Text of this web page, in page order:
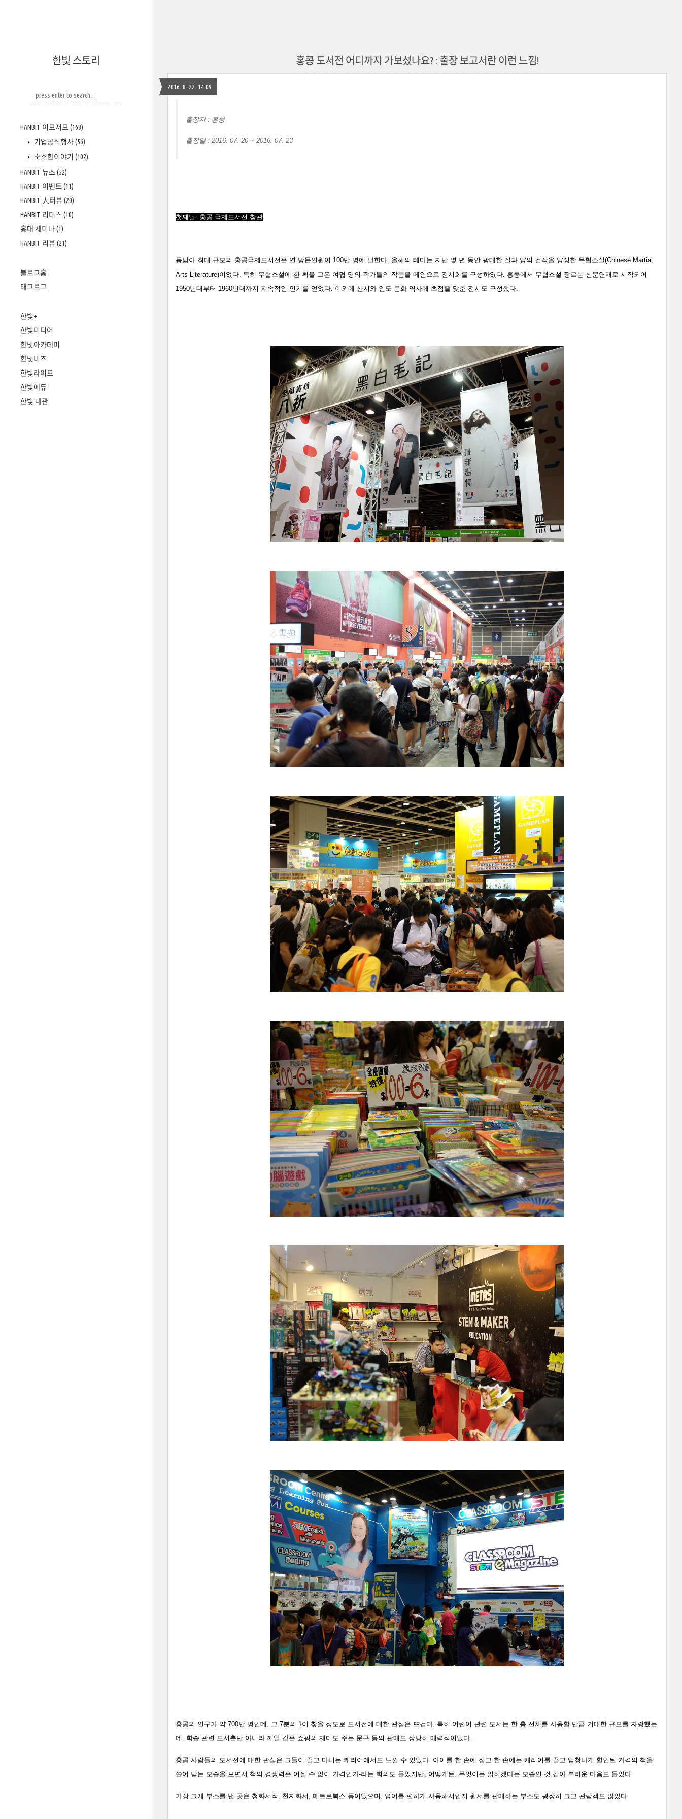
한빛 스토리
HANBIT 이모저모 (163)
기업공식행사(56)
소소한이야기 (102)
HANBIT 뉴스 (52)
HANBIT 이벤트 (11)
HANBIT 人터뷰 (20)
HANBIT 리더스 (10)
홍대 세미나(1)
HANBIT 리뷰 (21)
블로그홈
태그로그
한빛+
한빛미디어
한빛아카데미
한빛비즈
한빛라이프
한빛에듀
한빛 대관
홍콩 도서전 어디까지 가보셨나요? : 출장 보고서란 이런 느낌!
2016. 8. 22. 14:09
출장지 : 홍콩
출장일 : 2016. 07. 20 ~ 2016. 07. 23
첫째날. 홍콩 국제도서전 참관
동남아 최대 규모의 홍콩국제도서전은 연 방문인원이 100만 명에 달한다. 올해의 테마는 지난 몇 년 동안 광대한 질과 양의 걸작을 양성한 무협소설(Chinese Martial
Arts Literature)이었다. 특히 무협소설에 한 획을 그은 여덟 명의 작가들의 작품을 메인으로 전시회를 구성하였다. 홍콩에서 무협소설 장르는 신문연재로 시작되어
1950년대부터 1960년대까지 지속적인 인기를 얻었다. 이외에 산시와 인도 문화 역사에 초점을 맞춘 전시도 구성했다.
홍콩의 인구가 약 700만 명인데, 그 7분의 1이 찾을 정도로 도서전에 대한 관심은 뜨겁다. 특히 어린이 관련 도서는 한 층 전체를 사용할 만큼 거대한 규모를 자랑했는
데, 학습 관련 도서뿐만 아니라 깨알 같은 쇼핑의 재미도 주는 문구 등의 판매도 상당히 매력적이었다.
홍콩 사람들의 도서전에 대한 관심은 그들이 끌고 다니는 캐리어에서도 느낄 수 있었다. 아이를 한 손에 잡고 한 손에는 캐리어를 끌고 엄청나게 할인된 가격의 책을
쓸어 담는 모습을 보면서 책의 경쟁력은 어쩔 수 없이 가격인가-라는 회의도 들었지만, 어떻게든, 무엇이든 읽히겠다는 모습인 것 같아 부러운 마음도 들었다.
가장 크게 부스를 낸 곳은 청화서적, 천지화서, 메트로북스 등이었으며, 영어를 편하게 사용해서인지 원서를 판매하는 부스도 굉장히 크고 관람객도 많았다.